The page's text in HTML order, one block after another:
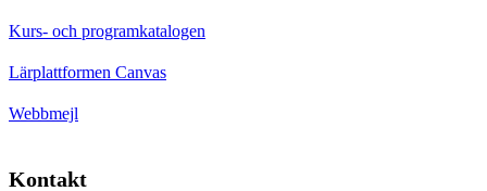
Kurs- och programkatalogen
Lärplattformen Canvas
Webbmejl
Kontakt